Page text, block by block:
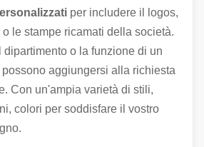
per includere il logos,
le stampe ricamati della società.
dipartimento o la funzione di un
aggiungersi alla richiesta
Con un'ampia varietà di stili,
colori per soddisfare il vostro